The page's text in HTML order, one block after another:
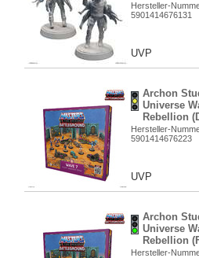
Hersteller-
5901414676131
UVP
Archon
Universe
Rebellion
Hersteller-
5901414676223
UVP
Archon
Universe
Rebellion
Hersteller-